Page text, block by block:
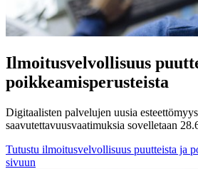
Ilmoitusvelvollisuus
poikkeamisperusteista
Digitaalisten palvelujen uusia
saavutettavuusvaatimuksia sovelletaan
Tutustu ilmoitusvelvollisuus puutteista ja
sivuun